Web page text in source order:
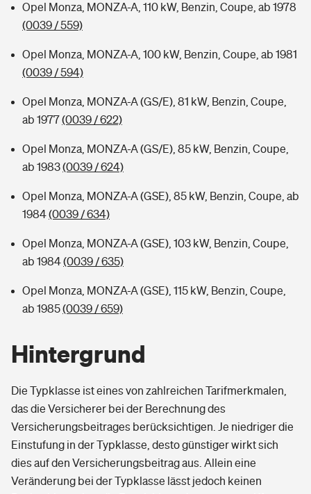
Tools
Kinderunfall-Check: Mehr Sicherheit für deine Kids
Typklassen: So ist Ihr Auto eingestuft
Sie haben Fragen?
Opel Monza, MONZA-A, 110 kW, Benzin, Coupe, ab 1978
(0039 / 559)
Opel Monza, MONZA-A, 100 kW, Benzin, Coupe, ab 1981
(0039 / 594)
Opel Monza, MONZA-A (GS/E), 81 kW, Benzin, Coupe,
ab 1977(0039 / 622)
Opel Monza, MONZA-A (GS/E), 85 kW, Benzin, Coupe,
ab 1983(0039 / 624)
Opel Monza, MONZA-A (GSE), 85 kW, Benzin, Coupe, ab
1984(0039 / 634)
Opel Monza, MONZA-A (GSE), 103 kW, Benzin, Coupe,
ab 1984(0039 / 635)
Opel Monza, MONZA-A (GSE), 115 kW, Benzin, Coupe,
ab 1985(0039 / 659)
Hintergrund
Die Typklasse ist eines von zahlreichen Tarifmerkmalen,
das die Versicherer bei der Berechnung des
Versicherungsbeitrages berücksichtigen. Je niedriger die
Einstufung in der Typklasse, desto günstiger wirkt sich
dies auf den Versicherungsbeitrag aus. Allein eine
Veränderung bei der Typklasse lässt jedoch keinen